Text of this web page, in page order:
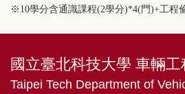
※10學分含通識課程(2學分)*4(門)+工程
國立臺北科技大學 車輛工
Taipei Tech Department of